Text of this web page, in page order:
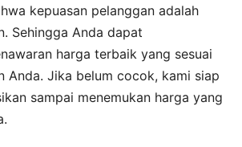
kepuasan pelanggan adalah
Sehingga Anda dapat
harga terbaik yang sesuai
Anda. Jika belum cocok, kami siap
sampai menemukan harga yang